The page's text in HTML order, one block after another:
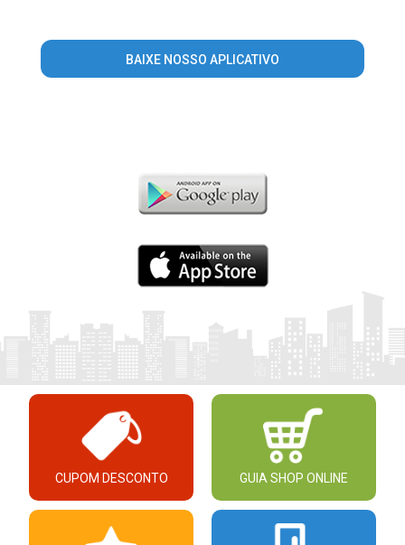
BAIXE NOSSO APLICATIVO
CUPOM DESCONTO GUIA SHOP ONLINE